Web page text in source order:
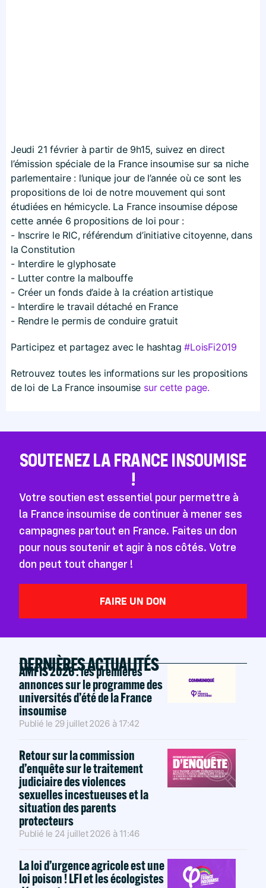
Jeudi 21 février à partir de 9h15, suivez en direct
l’émission spéciale de la France insoumise sur sa niche
parlementaire : l’unique jour de l’année où ce sont les
propositions de loi de notre mouvement qui sont
étudiées en hémicycle. La France insoumise dépose
cette année 6 propositions de loi pour :
- Inscrire le RIC, référendum d’initiative citoyenne, dans
la Constitution
- Interdire le glyphosate
- Lutter contre la malbouffe
- Créer un fonds d’aide à la création artistique
- Interdire le travail détaché en France
- Rendre le permis de conduire gratuit
Participez et partagez avec le hashtag#LoisFi2019
Retrouvez toutes les informations sur les propositions
de loi de La France insoumise sur cette page.
SOUTENEZ LA FRANCE INSOUMISE
!
Votre soutien est essentiel pour permettre à
la France insoumise de continuer à mener ses
campagnes partout en France. Faites un don
pour nous soutenir et agir à nos côtés. Votre
don peut tout changer !
FAIRE UN DON
DERNIÈRES ACTUALITÉS
AMFIS 2026 : les premières
annonces sur le programme des
universités d’été de la France
insoumise
Publié le 29 juillet 2026 à 17:42
Retour sur la commission
d’enquête sur le traitement
judiciaire des violences
sexuelles incestueuses et la
situation des parents
protecteurs
Publié le 24 juillet 2026 à 11:46
La loi d’urgence agricole est une
loi poison ! LFI et les écologistes